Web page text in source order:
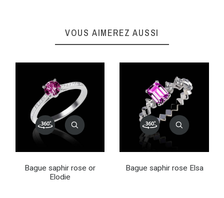
VOUS AIMEREZ AUSSI
Bague saphir rose or
Elodie
Bague saphir rose Elsa